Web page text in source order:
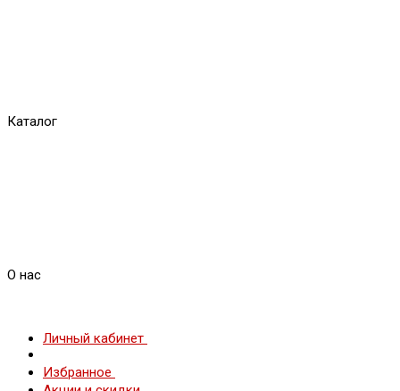
Каталог
О нас
Личный кабинет
Избранное